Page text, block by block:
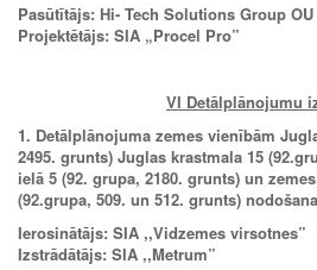
Pasūtītājs: Hi- Tech Solutions Group OU
Projektētājs: SIA „Procel Pro”
VI Detālplānojumu
1. Detālplānojuma zemes vienībām
2495. grunts) Juglas krastmala 15
ielā 5 (92. grupa, 2180. grunts) un
(92.grupa, 509. un 512. grunts)
Ierosinātājs: SIA ,,Vidzemes virsotnes”
Izstrādātājs: SIA ,,Metrum”